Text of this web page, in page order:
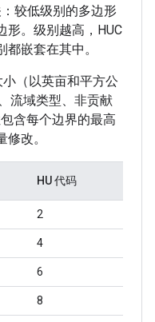
较低级别的多边形
形。级别越高，HUC
嵌套在其中。
（以英亩和平方公
流域类型、非贡献
含每个边界的最高
改。
HU 代码
2
4
6
8